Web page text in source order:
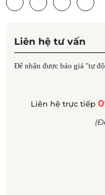
Liên hệ tư vấn
Để nhận được báo giá "tự
Liên hệ trực tiếp